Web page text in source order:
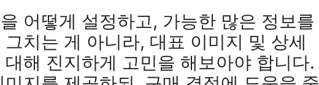
어떻게 설정하고, 가능한 많은 정보를
치는 게 아니라, 대표 이미지 및 상세
해 진지하게 고민을 해보아야 합니다.